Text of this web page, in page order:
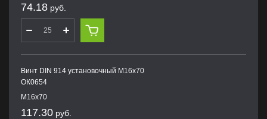
74.18 руб.
Винт DIN 914 установочный М16х70
ОК0654
М16х70
117.30 руб.